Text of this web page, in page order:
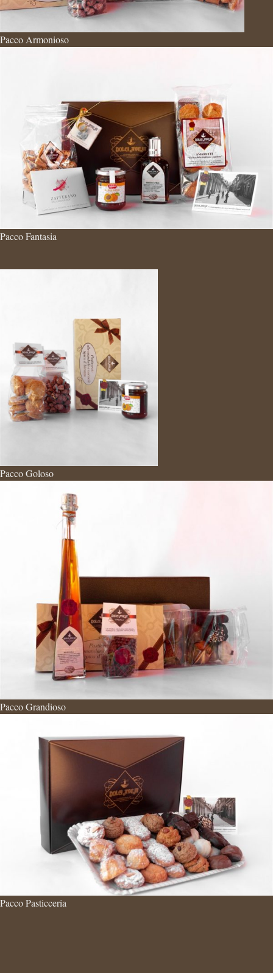
Pacco Armonioso
Pacco Fantasia
Pacco Goloso
Pacco Grandioso
Pacco Pasticceria